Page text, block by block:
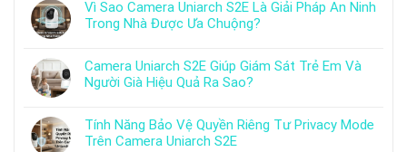
Vì Sao Camera Uniarch S2E Là Giải Pháp An Ninh
Trong Nhà Được Ưa Chuộng?
Camera Uniarch S2E Giúp Giám Sát Trẻ Em Và
Người Già Hiệu Quả Ra Sao?
Tính Năng Bảo Vệ Quyền Riêng Tư Privacy Mode
Trên Camera Uniarch S2E